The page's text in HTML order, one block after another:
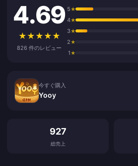
4.69
★ ★ ★ ★ ★
826 件のレビュー
5★
4★
3★
2★
1★
今すぐ購入
Yooy
927
総売上